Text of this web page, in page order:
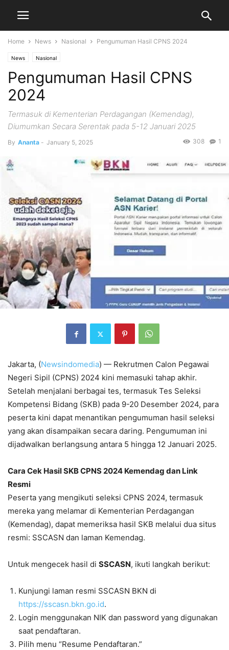
Home News Nasional Pengumuman Hasil CPNS 2024
News Nasional
Pengumuman Hasil CPNS
2024
Termasuk di Kementerian Perdagangan (Kemendag),
Diumumkan Secara Serentak pada 5-12 Januari 2025
By Ananta - January 5, 2025 1
308
Jakarta, (Newsindomedia) — Rekrutmen Calon Pegawai
Negeri Sipil (CPNS) 2024 kini memasuki tahap akhir.
Setelah menjalani berbagai tes, termasuk Tes Seleksi
Kompetensi Bidang (SKB) pada 9-20 Desember 2024, para
peserta kini dapat menantikan pengumuman hasil seleksi
yang akan disampaikan secara daring. Pengumuman ini
dijadwalkan berlangsung antara 5 hingga 12 Januari 2025.
Cara Cek Hasil SKB CPNS 2024 Kemendag dan Link
Resmi
Peserta yang mengikuti seleksi CPNS 2024, termasuk
mereka yang melamar di Kementerian Perdagangan
(Kemendag), dapat memeriksa hasil SKB melalui dua situs
resmi: SSCASN dan laman Kemendag.
Untuk mengecek hasil di SSCASN, ikuti langkah berikut:
Kunjungi laman resmi SSCASN BKN di
https://sscasn.bkn.go.id.
Login menggunakan NIK dan password yang digunakan
saat pendaftaran.
Pilih menu “Resume Pendaftaran.”